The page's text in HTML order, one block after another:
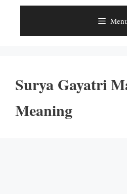
Surya Gayatri
Meaning